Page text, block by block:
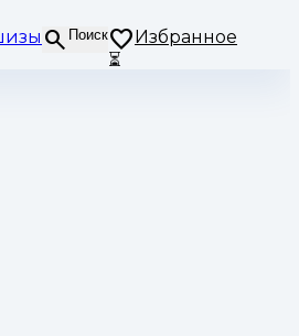
Поиск
Избранное
⏳